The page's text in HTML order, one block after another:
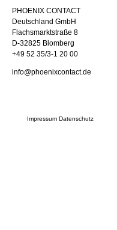
PHOENIX CONTACT
Deutschland GmbH
Flachsmarktstraße 8
D-32825 Blomberg
+49 52 35/3-1 20 00
info@phoenixcontact.de
Impressum Datenschutz